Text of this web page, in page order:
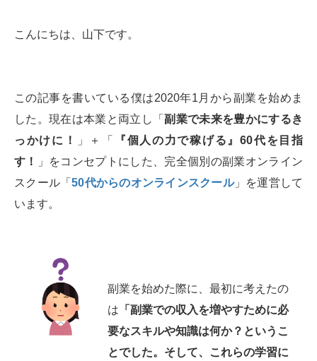
こんにちは、山下です。
この記事を書いている僕は2020年1月から副業を始めま
した。現在は本業と両立し「副業で未来を豊かにするき
っかけに！
」＋「
『個人の力で稼げる』60代を目指
す！
」をコンセプトにした、完全個別の副業オンライン
スクール「50代からのオンラインスクール」を運営して
います。
副業を始めた際に、最初に考えたの
は 「副業での収入を増やすために必
要なスキルや知識は何か？というこ
とでした。そして、これらの学習に